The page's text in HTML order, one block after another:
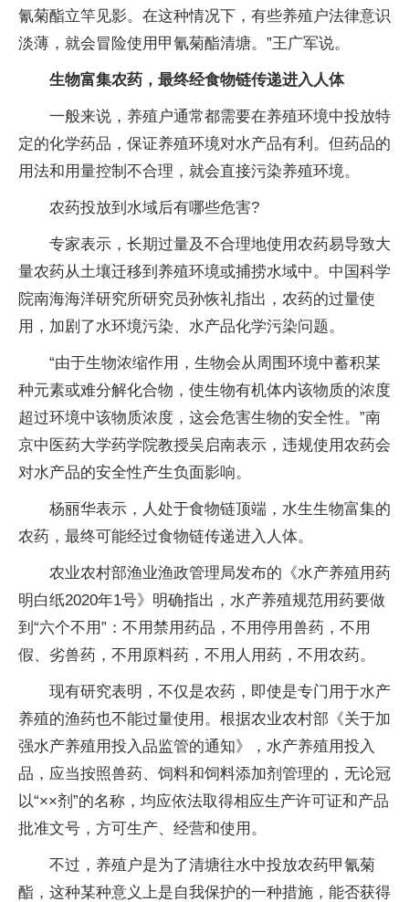
氰菊酯立竿见影。在这种情况下，有些养殖户法律意识
淡薄，就会冒险使用甲氰菊酯清塘。”王广军说。
生物富集农药，最终经食物链传递进入人体
一般来说，养殖户通常都需要在养殖环境中投放特
定的化学药品，保证养殖环境对水产品有利。但药品的
用法和用量控制不合理，就会直接污染养殖环境。
农药投放到水域后有哪些危害?
专家表示，长期过量及不合理地使用农药易导致大
量农药从土壤迁移到养殖环境或捕捞水域中。中国科学
院南海海洋研究所研究员孙恢礼指出，农药的过量使
用，加剧了水环境污染、水产品化学污染问题。
“由于生物浓缩作用，生物会从周围环境中蓄积某
种元素或难分解化合物，使生物有机体内该物质的浓度
超过环境中该物质浓度，这会危害生物的安全性。”南
京中医药大学药学院教授吴启南表示，违规使用农药会
对水产品的安全性产生负面影响。
杨丽华表示，人处于食物链顶端，水生生物富集的
农药，最终可能经过食物链传递进入人体。
农业农村部渔业渔政管理局发布的《水产养殖用药
明白纸2020年1号》明确指出，水产养殖规范用药要做
到“六个不用”：不用禁用药品，不用停用兽药，不用
假、劣兽药，不用原料药，不用人用药，不用农药。
现有研究表明，不仅是农药，即使是专门用于水产
养殖的渔药也不能过量使用。根据农业农村部《关于加
强水产养殖用投入品监管的通知》，水产养殖用投入
品，应当按照兽药、饲料和饲料添加剂管理的，无论冠
以“××剂”的名称，均应依法取得相应生产许可证和产品
批准文号，方可生产、经营和使用。
不过，养殖户是为了清塘往水中投放农药甲氰菊
酯，这种某种意义上是自我保护的一种措施，能否获得